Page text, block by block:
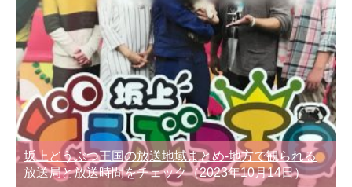
坂上どうぶつ王国の放送地域まとめ-地方で観られる
放送局と放送時間をチェック（2023年10月14日）